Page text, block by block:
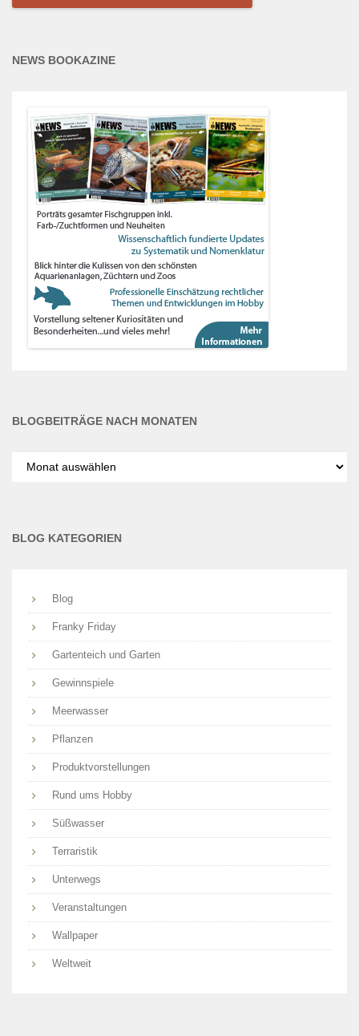
NEWS BOOKAZINE
BLOGBEITRÄGE NACH MONATEN
nach
BLOG KATEGORIEN
Blog
Franky Friday
Gartenteich und Garten
Gewinnspiele
Meerwasser
Pflanzen
Produktvorstellungen
Rund ums Hobby
Süßwasser
Terraristik
Unterwegs
Veranstaltungen
Wallpaper
Weltweit